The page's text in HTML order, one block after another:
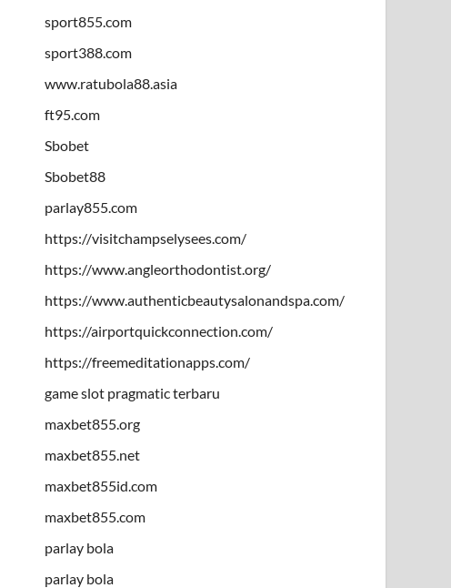
sport855.com
sport388.com
www.ratubola88.asia
ft95.com
Sbobet
Sbobet88
parlay855.com
https://visitchampselysees.com/
https://www.angleorthodontist.org/
https://www.authenticbeautysalonandspa.com/
https://airportquickconnection.com/
https://freemeditationapps.com/
game slot pragmatic terbaru
maxbet855.org
maxbet855.net
maxbet855id.com
maxbet855.com
parlay bola
parlay bola